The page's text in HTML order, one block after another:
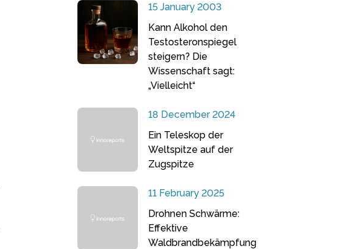
15 January 2003
Kann Alkohol den
Testosteronspiegel
steigern? Die
Wissenschaft sagt:
„Vielleicht“
18 December 2024
Ein Teleskop der
Weltspitze auf der
Zugspitze
11 February 2025
Drohnen Schwärme:
Effektive
Waldbrandbekämpfung